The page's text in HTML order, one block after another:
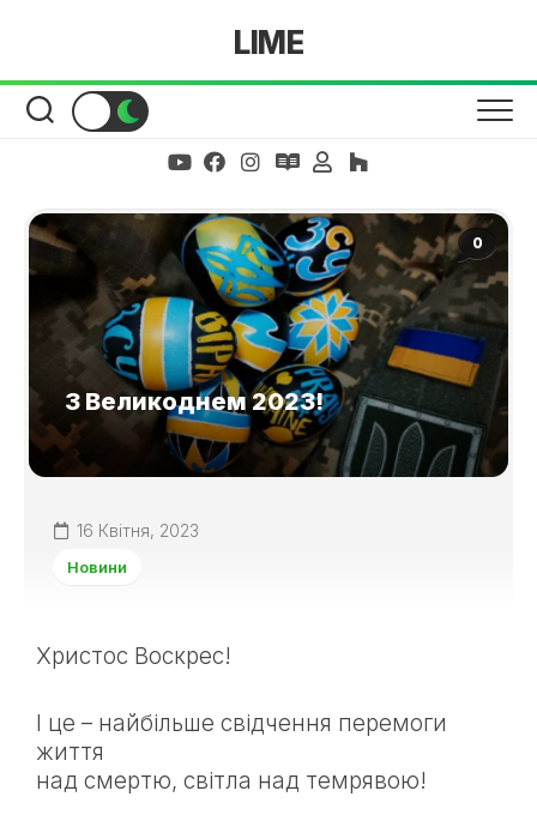
LIME
0
З Великоднем 2023!
16 Квітня, 2023
Новини
Христос Воскрес!
І це – найбільше свідчення перемоги
життя
над смертю, світла над темрявою!